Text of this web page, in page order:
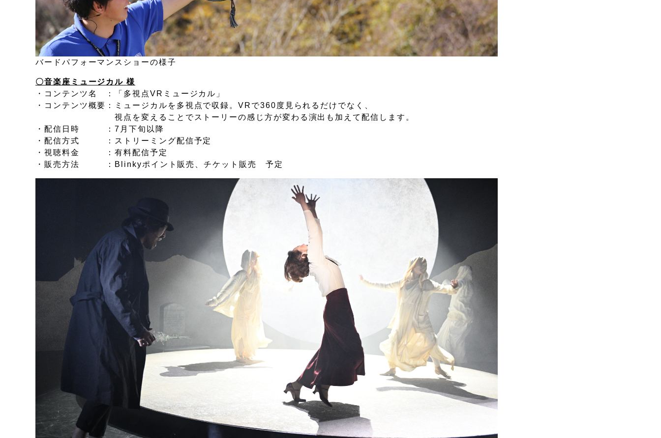
バードパフォーマンスショーの様子
〇音楽座ミュージカル 様
・コンテンツ名 ：「多視点VRミュージカル」
・コンテンツ概要：ミュージカルを多視点で収録。VRで360度見られるだけでなく、
視点を変えることでストーリーの感じ方が変わる演出も加えて配信します。
・配信日時 ：7月下旬以降
・配信方式 ：ストリーミング配信予定
・視聴料金 ：有料配信予定
・販売方法 ：Blinkyポイント販売、チケット販売 予定